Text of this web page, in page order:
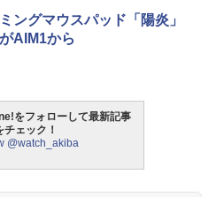
ングマウスパッド「陽炎」
AIM1から
をフォローして最新記事
チェック！
@watch_akiba